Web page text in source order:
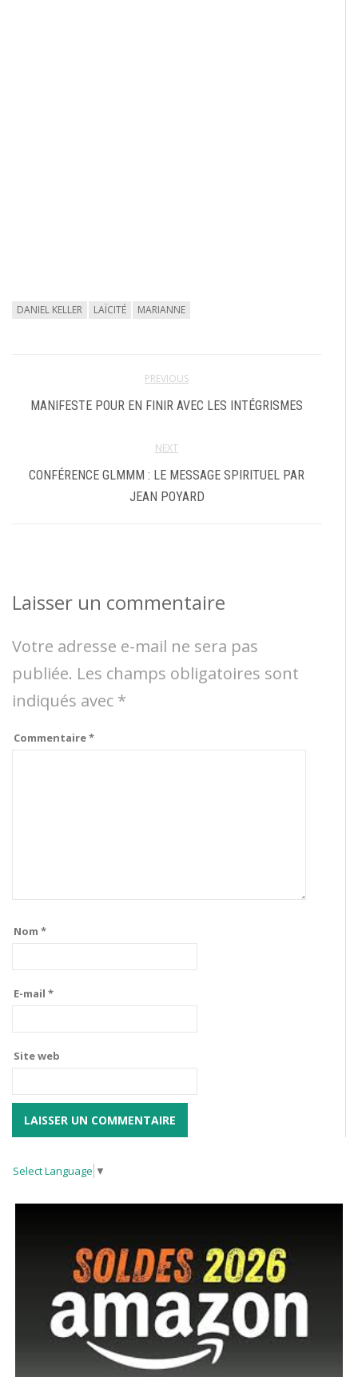
DANIEL KELLER LAÏCITÉ MARIANNE
PREVIOUS
MANIFESTE POUR EN FINIR AVEC LES INTÉGRISMES
NEXT
CONFÉRENCE GLMMM : LE MESSAGE SPIRITUEL PAR
JEAN POYARD
Laisser un commentaire
Votre adresse e-mail ne sera pas
publiée. Les champs obligatoires sont
indiqués avec *
Commentaire*
Nom *
E-mail *
Site web
Select Language ▼